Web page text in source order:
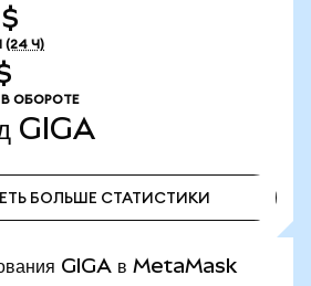
(24 Ч)
ОБОРОТЕ
GIGA
БОЛЬШЕ СТАТИСТИКИ
GIGA в MetaMask